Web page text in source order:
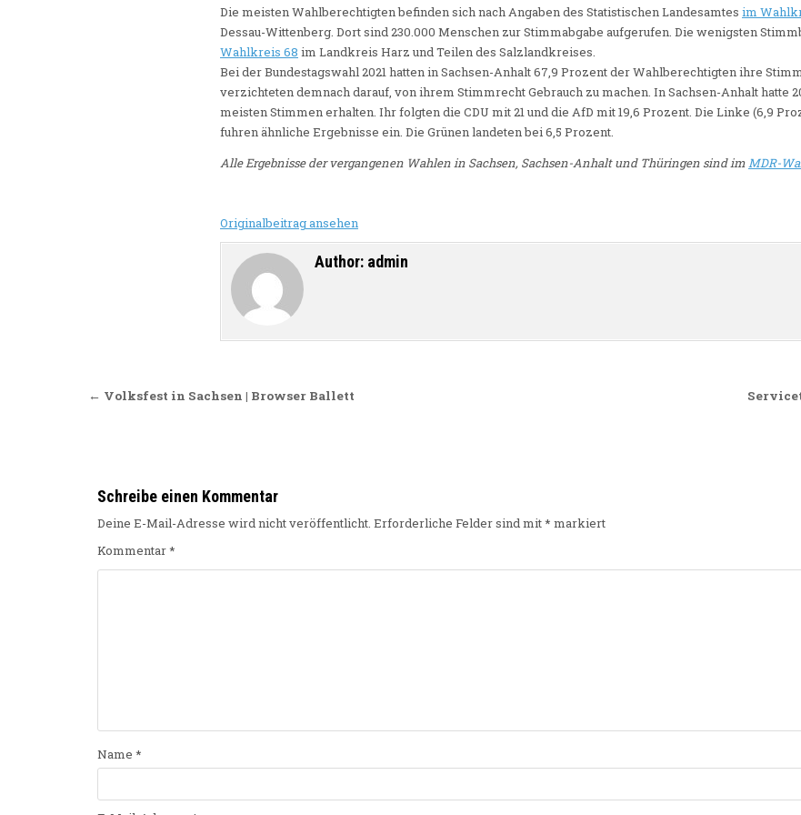
Die meisten Wahlberechtigten befinden sich nach Angaben des Statistischen Landesamtes im
Dessau-Wittenberg. Dort sind 230.000 Menschen zur Stimmabgabe aufgerufen. Die wenigsten
Wahlkreis 68 im Landkreis Harz und Teilen des Salzlandkreises.
Bei der Bundestagswahl 2021 hatten in Sachsen-Anhalt 67,9 Prozent der Wahlberechtigten ihre
verzichteten demnach darauf, von ihrem Stimmrecht Gebrauch zu machen. In Sachsen-Anhalt hatte
meisten Stimmen erhalten. Ihr folgten die CDU mit 21 und die AfD mit 19,6 Prozent. Die Linke (6,9
fuhren ähnliche Ergebnisse ein. Die Grünen landeten bei 6,5 Prozent.
Alle Ergebnisse der vergangenen Wahlen in Sachsen, Sachsen-Anhalt und Thüringen sind imMDR-
Originalbeitrag ansehen
Author: admin
Beitragsnavigation
← Volksfest in Sachsen | Browser Ballett
Schreibe einen Kommentar
Deine E-Mail-Adresse wird nicht veröffentlicht. Erforderliche Felder sind mit* markiert
Kommentar*
Name *